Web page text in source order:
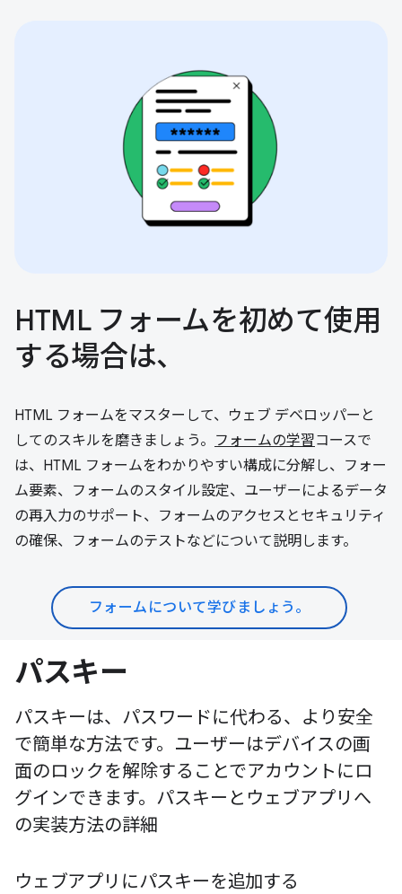
HTML フォームを初めて使用
する場合は、
HTML フォームをマスターして、ウェブ デベロッパーと
してのスキルを磨きましょう。 フォームの学習コースで
は、HTML フォームをわかりやすい構成に分解し、フォー
ム要素、フォームのスタイル設定、ユーザーによるデータ
の再入力のサポート、フォームのアクセスとセキュリティ
の確保、フォームのテストなどについて説明します。
フォームについて学びましょう。
パスキー
パスキーは、パスワードに代わる、より安全
で簡単な方法です。ユーザーはデバイスの画
面のロックを解除することでアカウントにロ
グインできます。パスキーとウェブアプリへ
の実装方法の詳細
ウェブアプリにパスキーを追加する